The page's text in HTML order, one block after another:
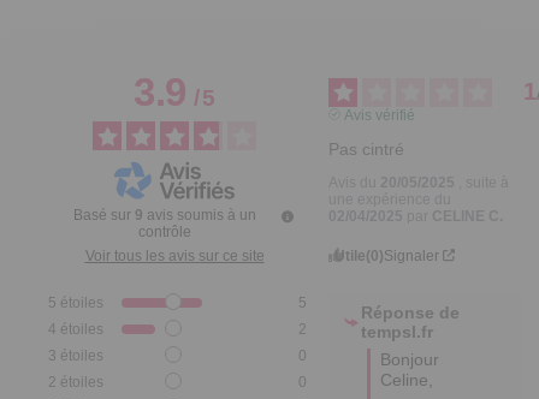
3.9/5
Basé sur 9 avis soumis à un
contrôle
Voir tous les avis sur ce site
5 étoiles
5
4 étoiles
2
3 étoiles
0
2 étoiles
0
1
Avis vérifié
Pas cintré
Utile(0)Signaler
Réponse de
tempsl.fr
Bonjour
Celine,